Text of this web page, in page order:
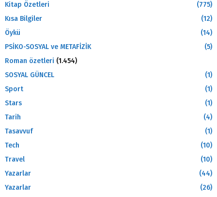
Kitap Özetleri
(775)
Kısa Bilgiler
(12)
Öykü
(14)
PSİKO-SOSYAL ve METAFİZİK
(5)
Roman özetleri (1.454)
SOSYAL GÜNCEL
(1)
Sport
(1)
Stars
(1)
Tarih
(4)
Tasavvuf
(1)
Tech
(10)
Travel
(10)
Yazarlar
(44)
Yazarlar
(26)